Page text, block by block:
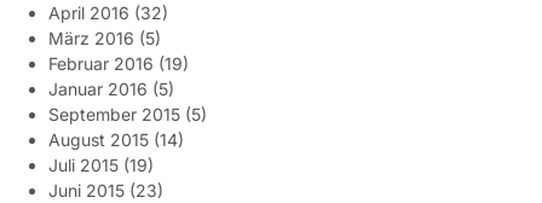
April 2016 (32)
März 2016 (5)
Februar 2016 (19)
Januar 2016 (5)
September 2015 (5)
August 2015 (14)
Juli 2015 (19)
Juni 2015 (23)